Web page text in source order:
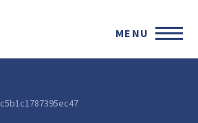
MENU
c5b1c1787395ec47